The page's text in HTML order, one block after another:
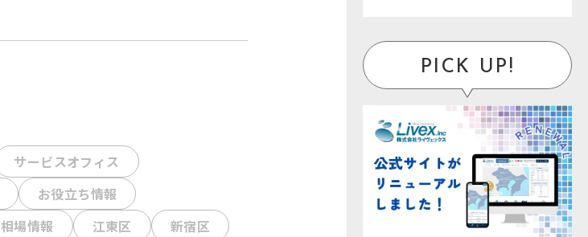
サービスオフィス
お役立ち情報
相場情報 江東区
新宿区
PICK UP!